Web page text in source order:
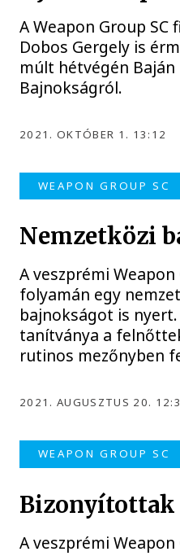
A Weapon Group SC
Dobos Gergely is
múlt hétvégén Baján
Bajnokságról.
2021. OKTÓBER 1. 13:12
WEAPON GROUP SC
Nemzetközi
A veszprémi
folyamán egy
bajnokságot is
tanítványa a
rutinos mezőnyben
2021. AUGUSZTUS 20.
WEAPON GROUP SC
Bizonyítottak
A veszprémi